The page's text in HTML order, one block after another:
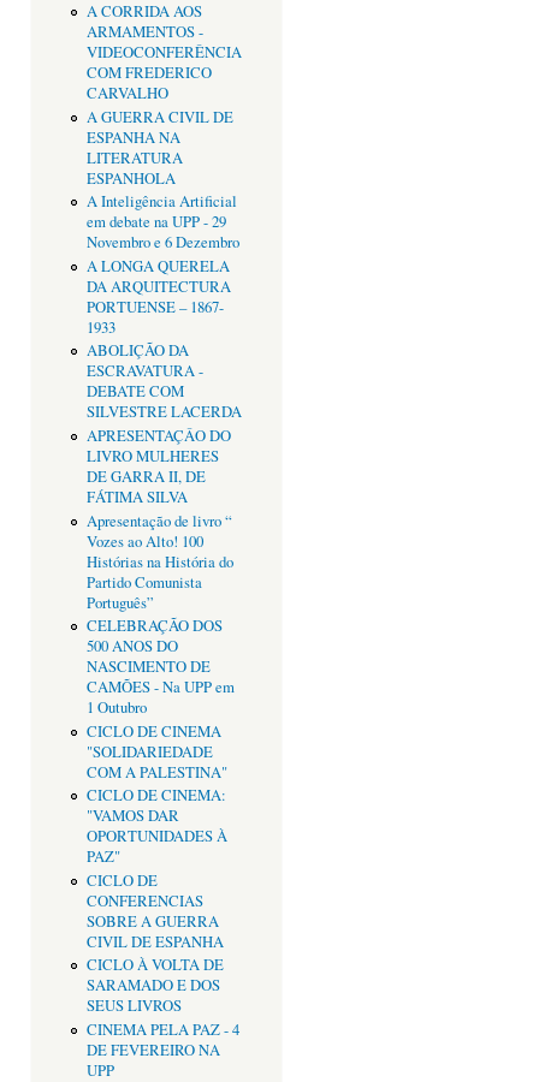
A CORRIDA AOS
ARMAMENTOS -
VIDEOCONFERÊNCIA
COM FREDERICO
CARVALHO
A GUERRA CIVIL DE
ESPANHA NA
LITERATURA
ESPANHOLA
A Inteligência Artificial
em debate na UPP - 29
Novembro e 6 Dezembro
A LONGA QUERELA
DA ARQUITECTURA
PORTUENSE – 1867-
1933
ABOLIÇÃO DA
ESCRAVATURA -
DEBATE COM
SILVESTRE LACERDA
APRESENTAÇÂO DO
LIVRO MULHERES
DE GARRA II, DE
FÁTIMA SILVA
Apresentação de livro “
Vozes ao Alto! 100
Histórias na História do
Partido Comunista
Português”
CELEBRAÇÃO DOS
500 ANOS DO
NASCIMENTO DE
CAMÕES - Na UPP em
1 Outubro
CICLO DE CINEMA
"SOLIDARIEDADE
COM A PALESTINA"
CICLO DE CINEMA:
"VAMOS DAR
OPORTUNIDADES À
PAZ"
CICLO DE
CONFERENCIAS
SOBRE A GUERRA
CIVIL DE ESPANHA
CICLO À VOLTA DE
SARAMADO E DOS
SEUS LIVROS
CINEMA PELA PAZ - 4
DE FEVEREIRO NA
UPP